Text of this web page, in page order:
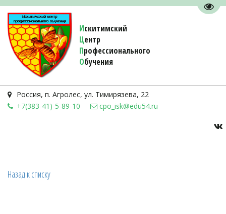
Искитимский
Центр
Профессионального
Обучения
Россия, п. Агролес, ул. Тимирязева, 22
+7(383-41)-5-89-10
cpo_isk@edu54.ru
Назад к списку